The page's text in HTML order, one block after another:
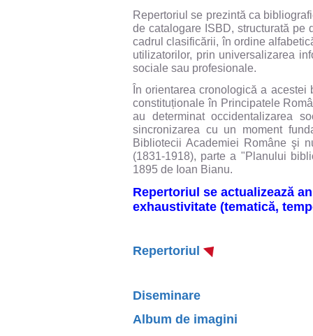
Repertoriul se prezintă ca
de catalogare ISBD, structurată
cadrul clasificării, în ordine
utilizatorilor, prin universalizarea
sociale sau profesionale.
În orientarea cronologică a
constituționale în Principatele
au determinat occidentalizarea
sincronizarea cu un moment
Bibliotecii Academiei Române şi
(1831-1918), parte a "Planului
1895 de Ioan Bianu.
Repertoriul se actualizează
exhaustivitate (tematică,
Repertoriul
Diseminare
Album de imagini